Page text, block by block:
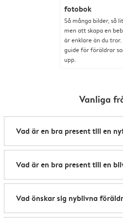
fotobok
Så många bilder, så
men att skapa en
är enklare än du
guide för föräldrar
upp.
Vanliga
Vad är en bra present till en
Till skillnad från kläder och
aldrig ifrån personliga
hjälp av speciella ögonblick
Vad är en bra present till en
Nyblivna mammor är
kärlek även under sömnlösa
ditt liv med en personlig
Vad önskar sig nyblivna